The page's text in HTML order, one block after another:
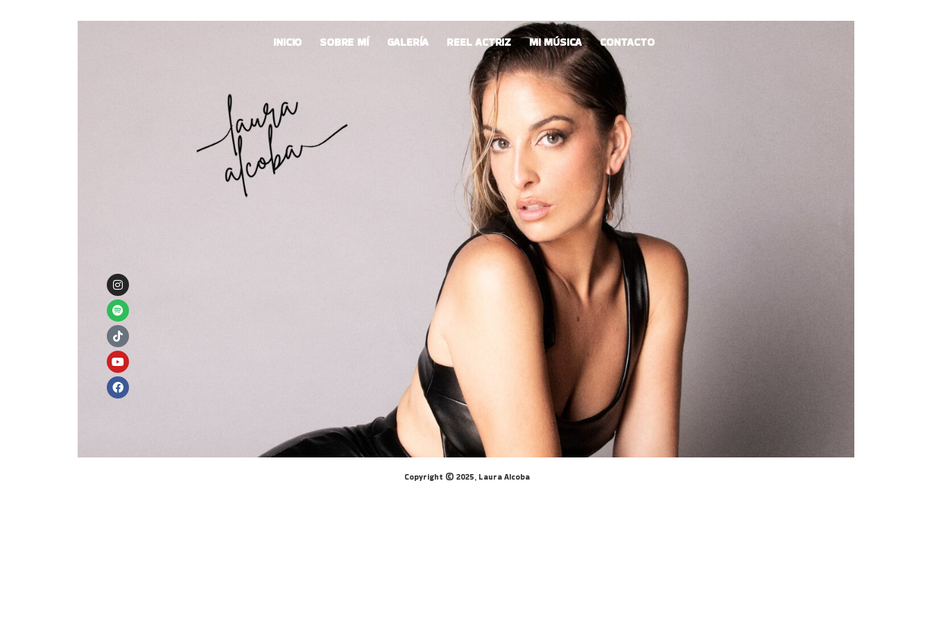
INICIO SOBRE MÍ GALERÍA REEL ACTRIZ MI MÚSICA CONTACTO
Copyright © 2025, Laura Alcoba